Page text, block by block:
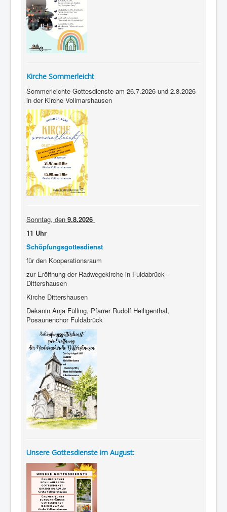
Kirche Sommerleicht
Sommerleichte Gottesdienste am 26.7.2026 und 2.8.2026
in der Kirche Vollmarshausen
Sonntag, den 9.8.2026
11 Uhr
Schöpfungsgottesdienst
für den Kooperationsraum
zur Eröffnung der Radwegekirche in Fuldabrück -
Dittershausen
Kirche Dittershausen
Dekanin Anja Fülling, Pfarrer Rudolf Heiligenthal,
Posaunenchor Fuldabrück
Unsere Gottesdienste im August: